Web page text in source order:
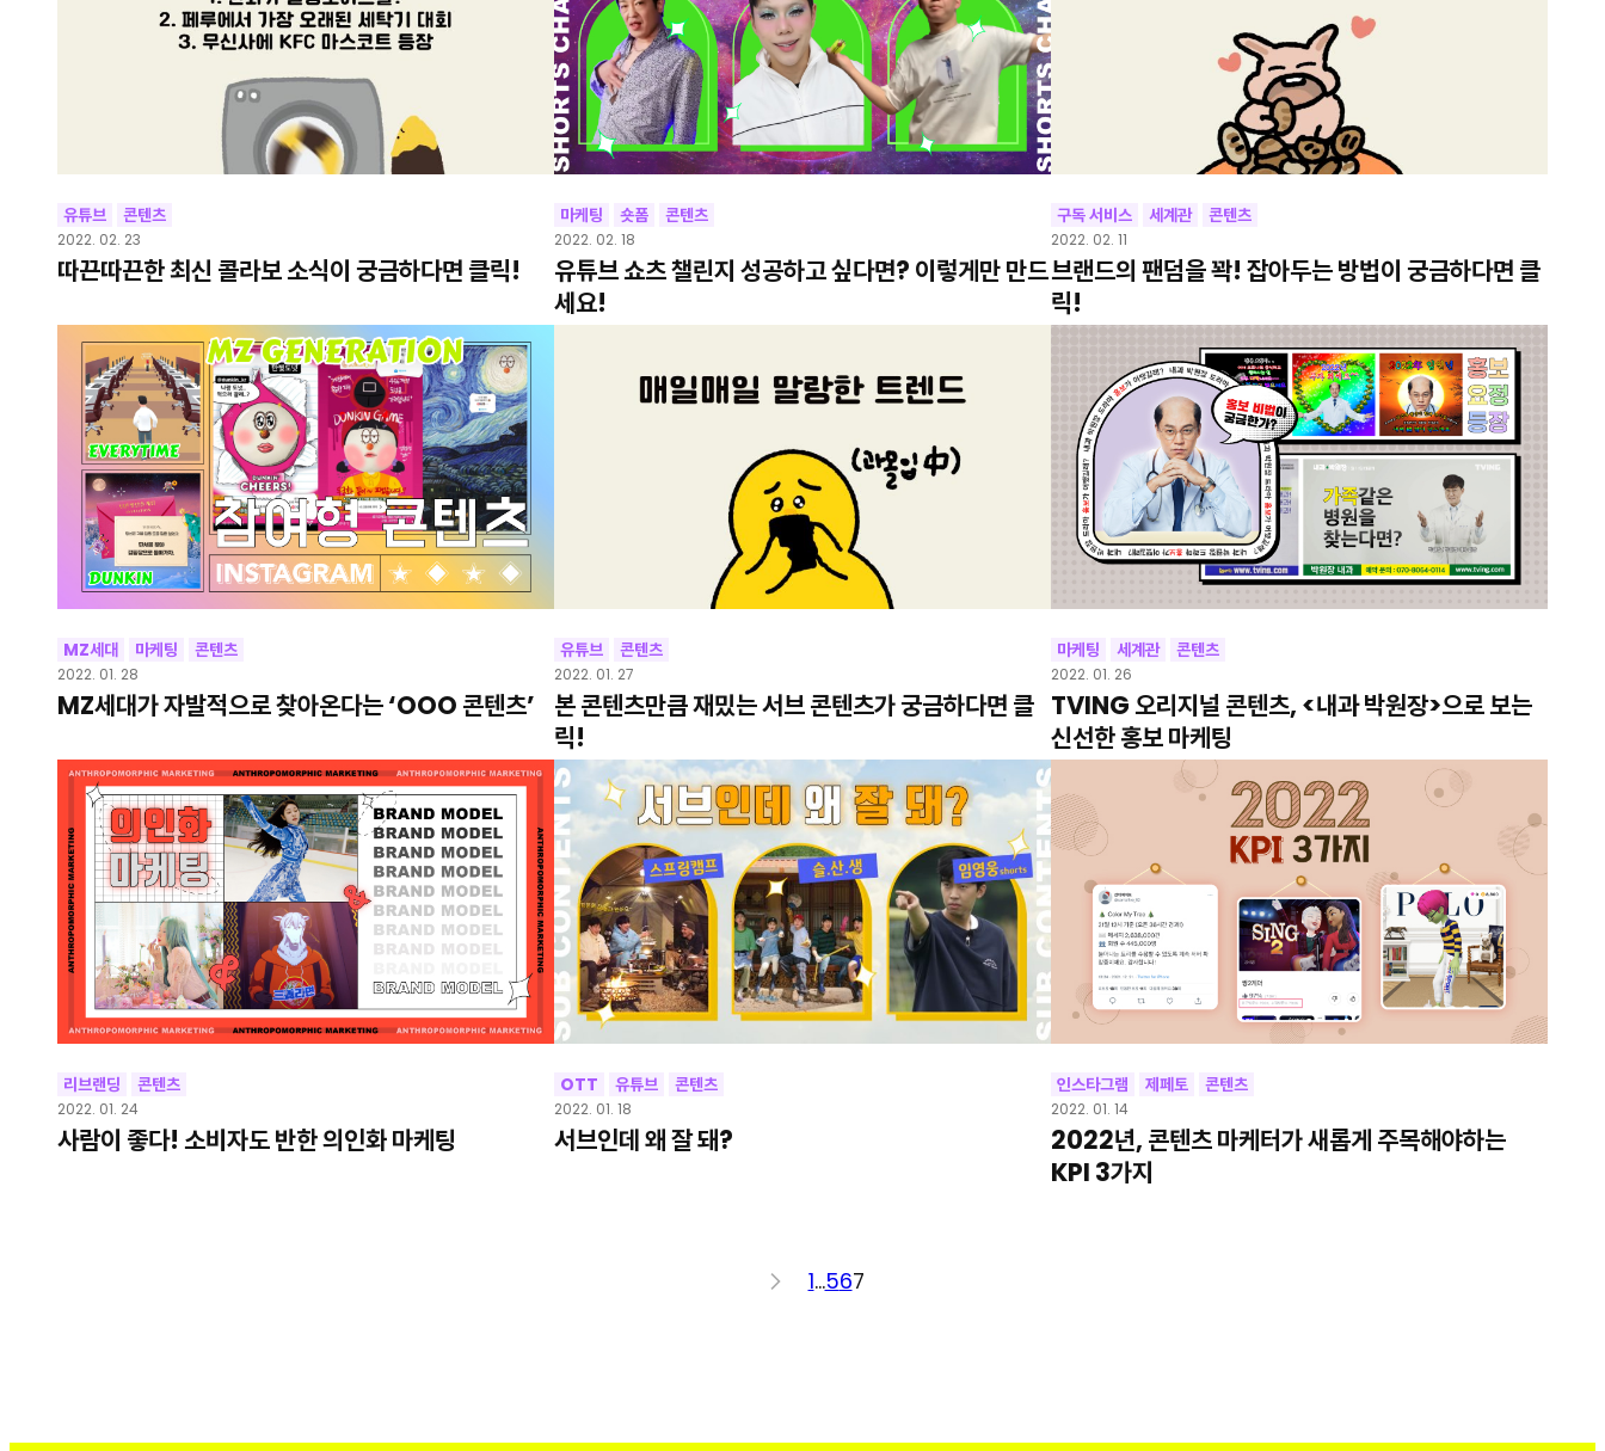
유튜브 콘텐츠
2022. 02. 23
따끈따끈한 최신 콜라보 소식이 궁금하다면 클릭!
마케팅 숏폼 콘텐츠
2022. 02. 18
유튜브 쇼츠 챌린지 성공하고 싶다면? 이렇게만 만드
세요!
구독 서비스 세계관 콘텐츠
2022. 02. 11
브랜드의 팬덤을 꽉! 잡아두는 방법이 궁금하다면 클
릭!
MZ세대 마케팅 콘텐츠
2022. 01. 28
MZ세대가 자발적으로 찾아온다는 ‘OOO 콘텐츠’
유튜브 콘텐츠
2022. 01. 27
본 콘텐츠만큼 재밌는 서브 콘텐츠가 궁금하다면 클
릭!
마케팅 세계관 콘텐츠
2022. 01. 26
TVING 오리지널 콘텐츠, <내과 박원장>으로 보는
신선한 홍보 마케팅
리브랜딩 콘텐츠
2022. 01. 24
사람이 좋다! 소비자도 반한 의인화 마케팅
OTT 유튜브 콘텐츠
2022. 01. 18
서브인데 왜 잘 돼?
인스타그램 제페토 콘텐츠
2022. 01. 14
2022년, 콘텐츠 마케터가 새롭게 주목해야하는
KPI 3가지
< 1…567